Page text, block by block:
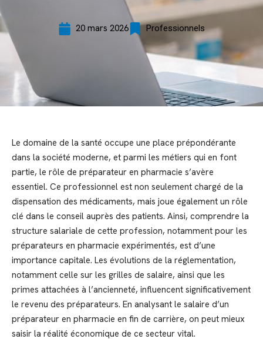
20 mars 2026 Professionnels
Le domaine de la santé occupe une place prépondérante
dans la société moderne, et parmi les métiers qui en font
partie, le rôle de préparateur en pharmacie s’avère
essentiel. Ce professionnel est non seulement chargé de la
dispensation des médicaments, mais joue également un rôle
clé dans le conseil auprès des patients. Ainsi, comprendre la
structure salariale de cette profession, notamment pour les
préparateurs en pharmacie expérimentés, est d’une
importance capitale. Les évolutions de la réglementation,
notamment celle sur les grilles de salaire, ainsi que les
primes attachées à l’ancienneté, influencent significativement
le revenu des préparateurs. En analysant le salaire d’un
préparateur en pharmacie en fin de carrière, on peut mieux
saisir la réalité économique de ce secteur vital.